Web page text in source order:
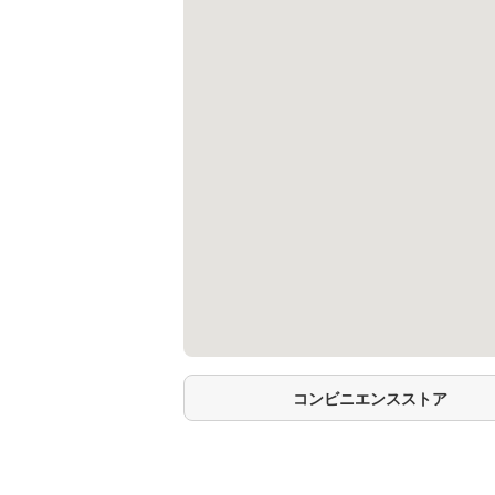
コンビニエンスストア